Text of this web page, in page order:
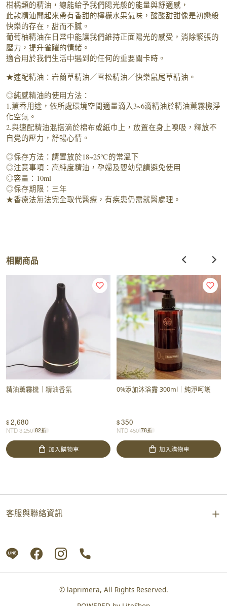
柑橘類的精油，總能給予我們陽光般的能量與舒適感，
此款精油聞起來帶有香甜的檸檬水果氣味，酸酸甜甜像是初戀般
快樂的存在，甜而不膩。
葡萄柚精油在日常中能讓我們維持正面陽光的感受，消除緊張的
壓力，提升雀躍的情緒。
適合用於我們生活中遇到的任何的重要關卡時。
★速配精油：岩蘭草精油／雪松精油／快樂鼠尾草精油。
◎純感精油的使用方法：
1.薰香用途，依所處環境空間適量滴入3~6滴精油於精油薰霧機淨
化空氣。
2.與速配精油混搭滴於棉布或紙巾上，放置在身上嗅吸，釋放不
自覺的壓力，舒暢心情。
◎保存方法：請置放於18~25℃的常溫下
◎注意事項：高純度精油，孕婦及嬰幼兒請避免使用
◎容量：10ml
◎保存期限：三年
★香療法無法完全取代醫療，有疾患仍需就醫處理。
相關商品
精油薰霧機｜精油香氛
$2,680
NTD3,250 82折
加入購物車
0%添加沐浴露 300ml｜純淨呵護
$350
NTD450 78折
加入購物車
客服與聯絡資訊
© laprimera, All Rights Reserved.